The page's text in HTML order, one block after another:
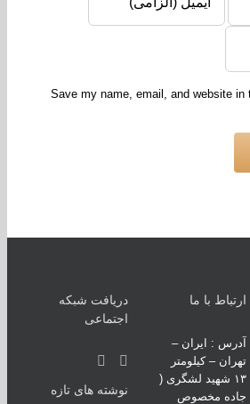
Save my name, email, and
ما
–
لشگری (
دریافت شبکه
نوشته های تازه